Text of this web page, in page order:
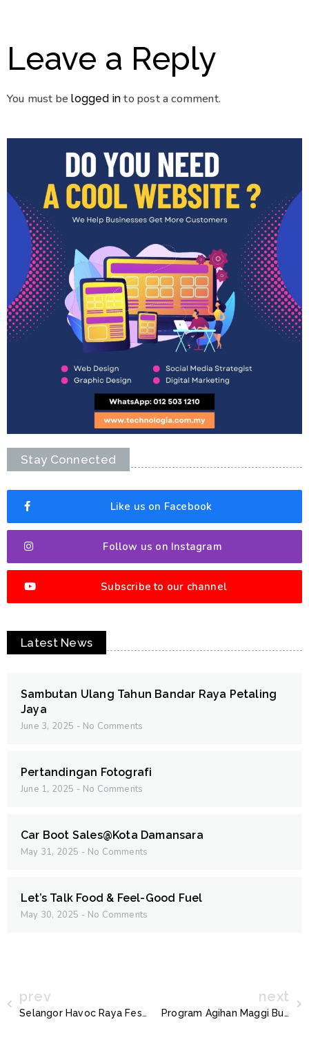
Leave a Reply
You must belogged in to post a comment.
Stay Connected
Like us on Facebook
Follow us on Instagram
Subscribe to our channel
Latest News
Sambutan Ulang Tahun Bandar Raya Petaling
Jaya
June 3, 2025 No Comments
Pertandingan Fotografi
June 1, 2025 No Comments
Car Boot Sales@Kota Damansara
May 31, 2025 No Comments
Let’s Talk Food & Feel-Good Fuel
May 30, 2025 No Comments
prev
Selangor Havoc Raya Fest 2025
next
Program Agihan Maggi Bubur Lambuk